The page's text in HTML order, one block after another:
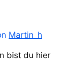
Martin_h
bist du hier